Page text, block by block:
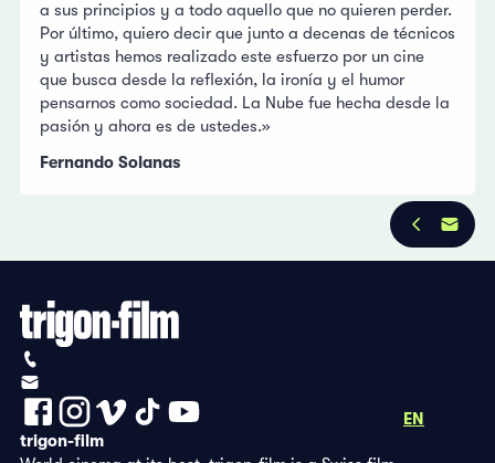
a sus principios y a todo aquello que no quieren perder.
Por último, quiero decir que junto a decenas de técnicos
y artistas hemos realizado este esfuerzo por un cine
que busca desde la reflexión, la ironía y el humor
pensarnos como sociedad. La Nube fue hecha desde la
pasión y ahora es de ustedes.»
Fernando Solanas
EN
trigon-film